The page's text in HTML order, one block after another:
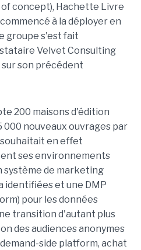
of concept), Hachette Livre
à la déployer en
groupe s'est fait
Velvet Consulting
son précédent
200 maisons d'édition
000 nouveaux ouvrages par
en effet
ses environnements
système de marketing
identifiées et une DMP
pour les données
transition d'autant plus
des audiences anonymes
side platform, achat